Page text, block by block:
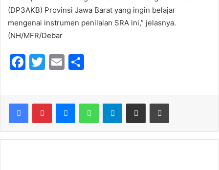
(DP3AKB) Provinsi Jawa Barat yang ingin belajar
mengenai instrumen penilaian SRA ini,” jelasnya.
(NH/MFR/Debar
F
c
e
b
o
T
itt
er
E
ai
l
ar
e
Telegram